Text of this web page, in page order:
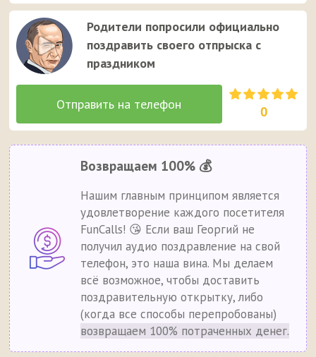
Родители попросили официально
поздравить своего отпрыска с
праздником
0
Возвращаем 100% 💰
Нашим главным принципом является
удовлетворение каждого посетителя
FunCalls! 😘 Если ваш Георгий не
получил аудио поздравление на свой
телефон, это наша вина. Мы делаем
всё возможное, чтобы доставить
поздравительную открытку, либо
(когда все способы перепробованы)
возвращаем 100% потраченных денег.